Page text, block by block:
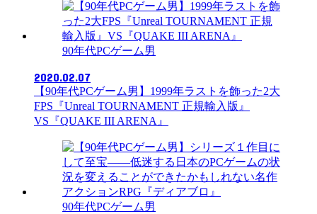
90年代PCゲーム男
2020.02.07
【90年代PCゲーム男】1999年ラストを飾った2大
FPS『Unreal TOURNAMENT 正規輸入版』
VS『QUAKE III ARENA』
90年代PCゲーム男